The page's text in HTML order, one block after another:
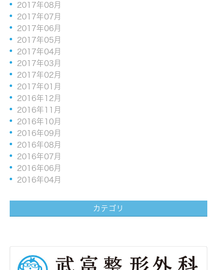
2017年08月
2017年07月
2017年06月
2017年05月
2017年04月
2017年03月
2017年02月
2017年01月
2016年12月
2016年11月
2016年10月
2016年09月
2016年08月
2016年07月
2016年06月
2016年04月
カテゴリ